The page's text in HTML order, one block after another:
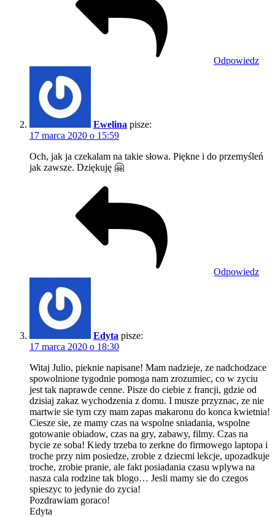
Odpowiedz
Ewelina pisze:
17 marca 2020 o 15:59
Och, jak ja czekalam na takie słowa. Piękne i do przemyśleń
jak zawsze. Dziękuję 🤗
Odpowiedz
Edyta pisze:
17 marca 2020 o 18:30
Witaj Julio, pieknie napisane! Mam nadzieje, ze nadchodzace
spowolnione tygodnie pomoga nam zrozumiec, co w zyciu
jest tak naprawde cenne. Pisze do ciebie z francji, gdzie od
dzisiaj zakaz wychodzenia z domu. I musze przyznac, ze nie
martwie sie tym czy mam zapas makaronu do konca kwietnia!
Ciesze sie, ze mamy czas na wspolne sniadania, wspolne
gotowanie obiadow, czas na gry, zabawy, filmy. Czas na
bycie ze soba! Kiedy trzeba to zerkne do firmowego laptopa i
troche przy nim posiedze, zrobie z dziecmi lekcje, upozadkuje
troche, zrobie pranie, ale fakt posiadania czasu wplywa na
nasza cala rodzine tak blogo… Jesli mamy sie do czegos
spieszyc to jedynie do zycia!
Pozdrawiam goraco!
Edyta